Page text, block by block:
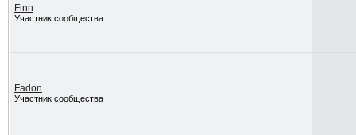
Finn
Участник сообщества
Fadon
Участник сообщества